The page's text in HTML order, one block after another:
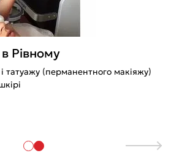
Рівному
татуажу (перманентного макіяжу)